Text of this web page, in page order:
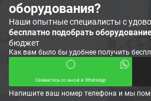
оборудования?
Наши опытные специалисты с
бесплатно подобрать
бюджет
Как вам было бы удобнее получить
Свяжитесь со мной в WhatsApp
Напишите ваш номер телефона и мы